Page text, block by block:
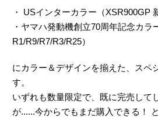
・ USインターカラー（XSR900GP
・ヤマハ発動機創立70周年記念カラ
R1/R9/R7/R3/R25）
にカラー＆デザインを揃えた、スペ
す。
いずれも数量限定で、既に完売して
が......今からでもまだ購入できる！